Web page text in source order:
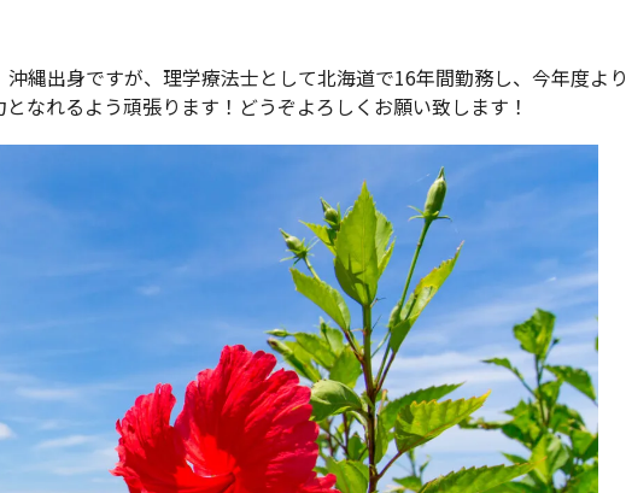
縄出身ですが、理学療法士として北海道で16年間勤務し、今年度より
なれるよう頑張ります！どうぞよろしくお願い致します！